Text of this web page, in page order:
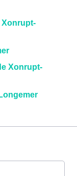
Xonrupt-
Xonrupt-